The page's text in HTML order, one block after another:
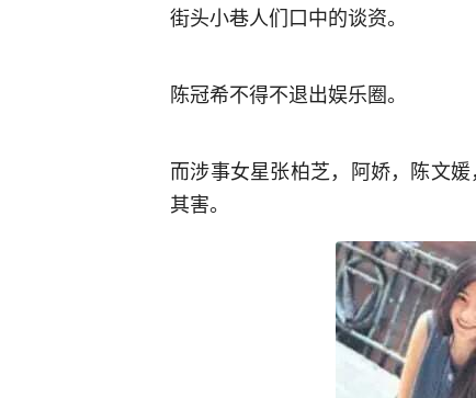
街头小巷人们口中的谈资。
陈冠希不得不退出娱乐圈。
而涉事女星张柏芝，阿娇，陈文
其害。